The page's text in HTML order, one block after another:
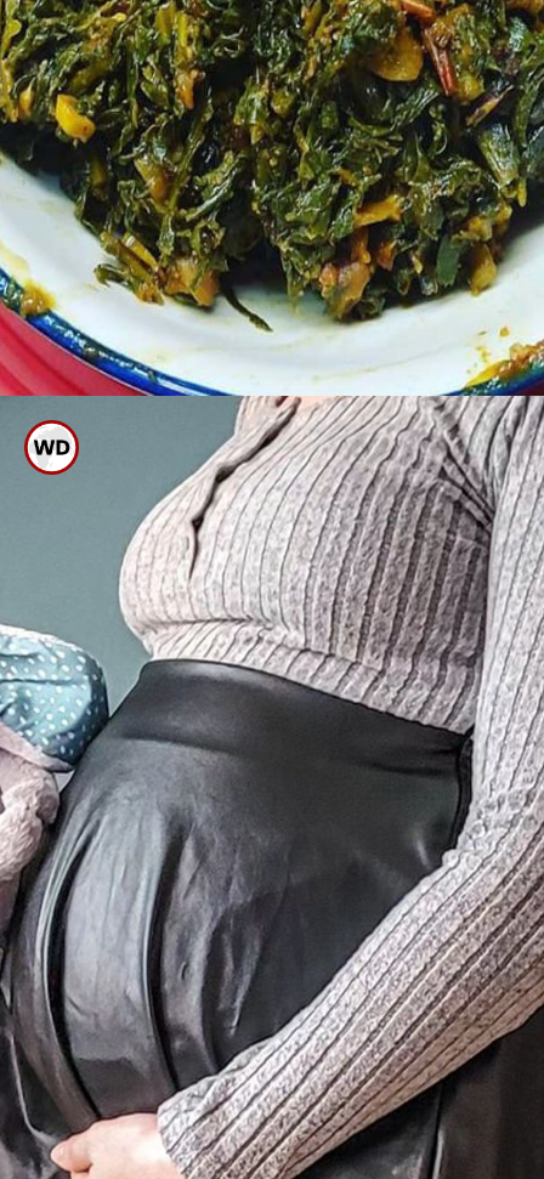
ಪೋಷಕಾಂಶ ಭರಿತ ಮೂಲಂಗಿ
ಸೊಪ್ಪನ್ನು ಸಾಂಬಾರ್ ಅಥವಾ ಪಲ್ಯ
ಮಾಡಿ ಸೇವಿಸಬಹುದು